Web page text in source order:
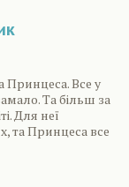
Принцеса. Все у
Та більш за
Для неї
та Принцеса все